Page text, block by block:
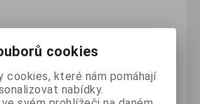
cookies
cookies, které nám pomáhají
nabídky.